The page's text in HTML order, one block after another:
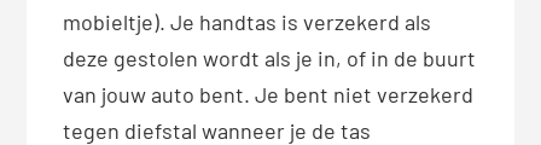
mobieltje). Je handtas is verzekerd als
deze gestolen wordt als je in, of in de buurt
van jouw auto bent. Je bent niet verzekerd
tegen diefstal wanneer je de tas